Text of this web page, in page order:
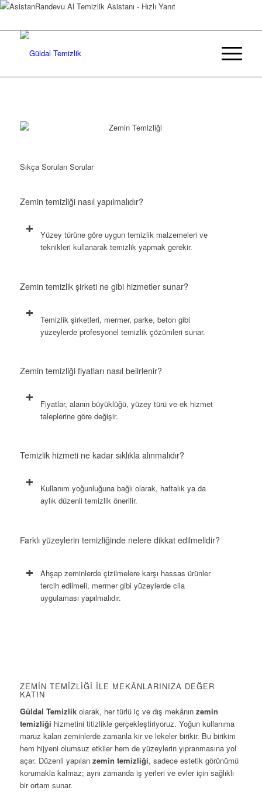
Randevu Al Temizlik Asistanı - Hızlı Yanıt
Sıkça Sorulan Sorular
Zemin temizliği nasıl yapılmalıdır?
Yüzey türüne göre uygun temizlik malzemeleri ve
teknikleri kullanarak temizlik yapmak gerekir.
Zemin temizlik şirketi ne gibi hizmetler sunar?
Temizlik şirketleri, mermer, parke, beton gibi
yüzeylerde profesyonel temizlik çözümleri sunar.
Zemin temizliği fiyatları nasıl belirlenir?
Fiyatlar, alanın büyüklüğü, yüzey türü ve ek hizmet
taleplerine göre değişir.
Temizlik hizmeti ne kadar sıklıkla alınmalıdır?
Kullanım yoğunluğuna bağlı olarak, haftalık ya da
aylık düzenli temizlik önerilir.
Farklı yüzeylerin temizliğinde nelere dikkat edilmelidir?
Ahşap zeminlerde çizilmelere karşı hassas ürünler
tercih edilmeli, mermer gibi yüzeylerde cila
uygulaması yapılmalıdır.
ZEMIN TEMIZLIĞI ILE MEKÂNLARINIZA DEĞER
KATIN
Güldal Temizlikolarak, her türlü iç ve dış mekânın zemin
temizliği hizmetini titizlikle gerçekleştiriyoruz. Yoğun kullanıma
maruz kalan zeminlerde zamanla kir ve lekeler birikir. Bu birikim
hem hijyeni olumsuz etkiler hem de yüzeylerin yıpranmasına yol
açar. Düzenli yapılan zemin temizliği, sadece estetik görünümü
korumakla kalmaz; aynı zamanda iş yerleri ve evler için sağlıklı
bir ortam sunar.